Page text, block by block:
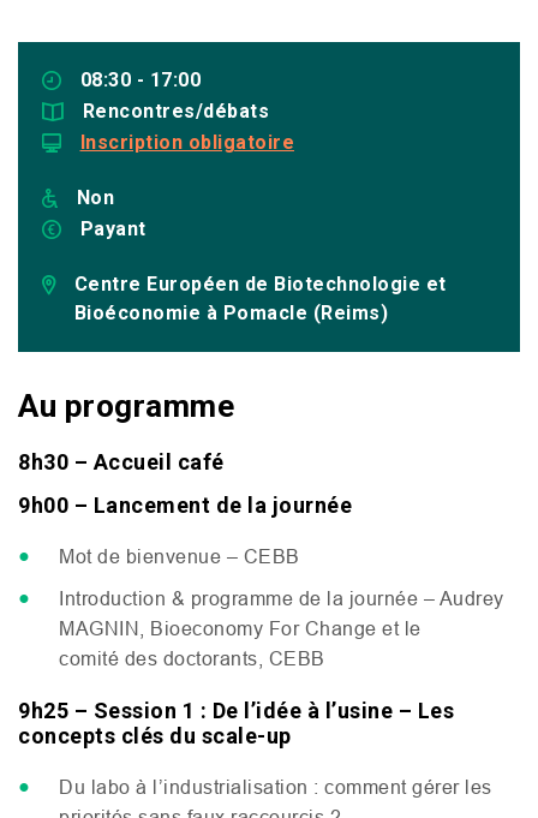
08:30 - 17:00
Rencontres/débats
Inscription obligatoire
Non
Payant
Centre Européen de Biotechnologie et
Bioéconomie à Pomacle (Reims)
Au programme
8h30 – Accueil café
9h00 – Lancement de la journée
Mot de bienvenue – CEBB
Introduction & programme de la journée – Audrey
MAGNIN , Bioeconomy For Change et le
comité des doctorants, CEBB
9h25 – Session 1 : De l’idée à l’usine – Les
concepts clés du scale-up
Du labo à l’industrialisation : comment gérer les